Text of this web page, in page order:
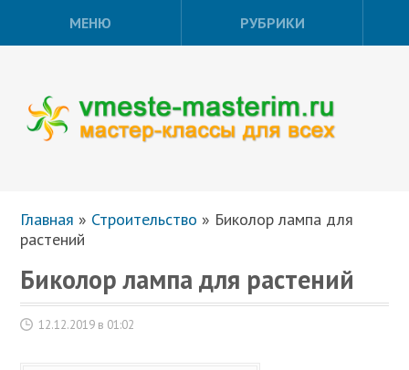
МЕНЮ РУБРИКИ
Главная » Строительство » Биколор лампа для
растений
Биколор лампа для растений
12.12.2019 в 01:02